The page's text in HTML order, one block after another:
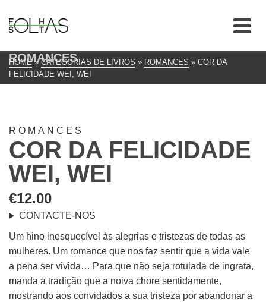
ROMANCES
HOME » CATEGORIAS DE LIVROS » ROMANCES » COR DA
FELICIDADE WEI, WEI
ROMANCES
COR DA FELICIDADE
WEI, WEI
€12.00
CONTACTE-NOS
Um hino inesquecível às alegrias e tristezas de todas as
mulheres. Um romance que nos faz sentir que a vida vale
a pena ser vivida… Para que não seja rotulada de ingrata,
manda a tradição que a noiva chore sentidamente,
mostrando aos convidados a sua tristeza por abandonar a